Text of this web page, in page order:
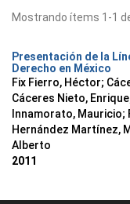
Mostrando ítems 1-1
Presentación de la
Derecho en México
Fix Fierro, Héctor;
Cáceres Nieto, Enrique
Innamorato, Mauricio;
Hernández Martínez,
Alberto
2011